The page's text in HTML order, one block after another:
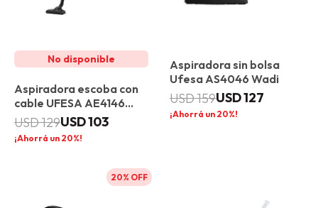
Aspiradora escoba con
cable UFESA AE4146
Oasis
USD103
USD129
20
Aspiradora sin bolsa
Ufesa AS4046 Wadi
USD127
USD159
20
20